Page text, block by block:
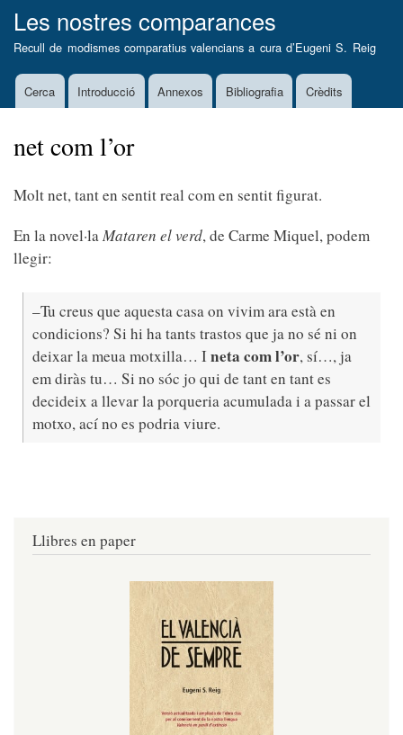
al
contingut
Les nostres comparances
Recull de modismes comparatius valencians a cura d’Eugeni S. Reig
MainCerca Introducció Annexos Bibliografia Crèdits
net com l’or
Molt net, tant en sentit real com en sentit figurat.
En la novel·laMataren el verd, de Carme Miquel, podem
llegir:
–Tu creus que aquesta casa on vivim ara està en
condicions? Si hi ha tants trastos que ja no sé ni on
deixar la meua motxilla… Ineta com l’or, sí…, ja
em diràs tu… Si no sóc jo qui de tant en tant es
decideix a llevar la porqueria acumulada i a passar el
motxo, ací no es podria viure.
Llibres en paper